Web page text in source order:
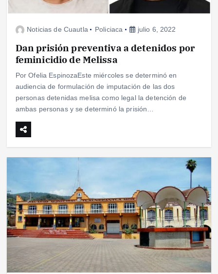
Noticias de Cuautla Policiaca julio 6, 2022
Dan prisión preventiva a detenidos por
feminicidio de Melissa
Por Ofelia EspinozaEste miércoles se determinó en
audiencia de formulación de imputación de las dos
personas detenidas melisa como legal la detención de
ambas personas y se determinó la prisión…